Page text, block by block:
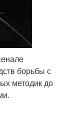
борьбы с
методик до